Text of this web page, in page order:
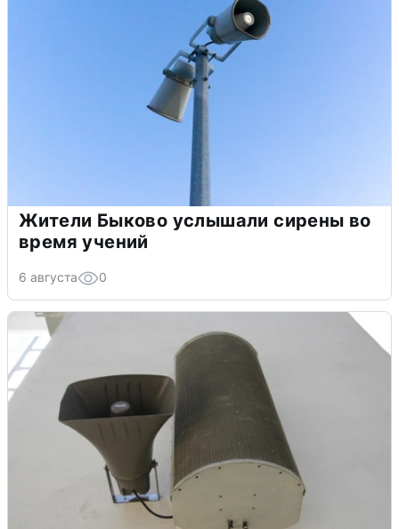
Жители Быково услышали сирены во
время учений
6 августа 0